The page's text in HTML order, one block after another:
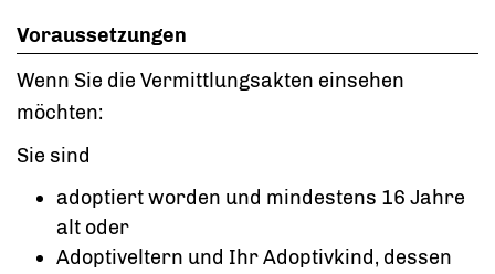
Voraussetzungen
Wenn Sie die Vermittlungsakten einsehen
möchten:
Sie sind
adoptiert worden und mindestens 16 Jahre
alt oder
Adoptiveltern und Ihr Adoptivkind, dessen